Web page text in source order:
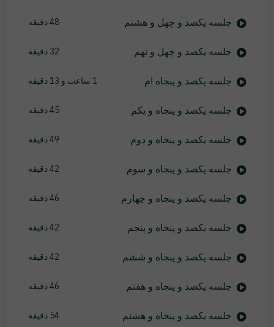
جلسه یکصد و چهل و هشتم 48 دقیقه
جلسه یکصد و چهل و نهم 32 دقیقه
جلسه یکصد و پنجاه ام 1 ساعت و 13 دقیقه
جلسه یکصد و پنجاه و یکم 45 دقیقه
جلسه یکصد و پنجاه و دوم 49 دقیقه
جلسه یکصد و پنجاه و سوم 42 دقیقه
جلسه یکصد و پنجاه و چهارم 46 دقیقه
جلسه یکصد و پنجاه و پنجم 42 دقیقه
جلسه یکصد و پنجاه و ششم 42 دقیقه
جلسه یکصد و پنجاه و هفتم 46 دقیقه
جلسه یکصد و پنجاه و هشتم 54 دقیقه